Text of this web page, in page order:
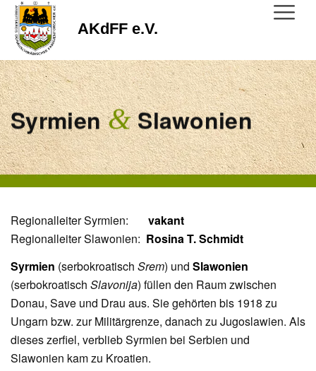
AKdFF e.V.
Syrmien&Slawonien
Regionalleiter Syrmien: vakant
Regionalleiter Slawonien: Rosina T. Schmidt
Syrmien (serbokroatisch Srem) und Slawonien
(serbokroatisch Slavonija) füllen den Raum zwischen
Donau, Save und Drau aus. Sie gehörten bis 1918 zu
Ungarn bzw. zur Militärgrenze, danach zu Jugoslawien. Als
dieses zerfiel, verblieb Syrmien bei Serbien und
Slawonien kam zu Kroatien.